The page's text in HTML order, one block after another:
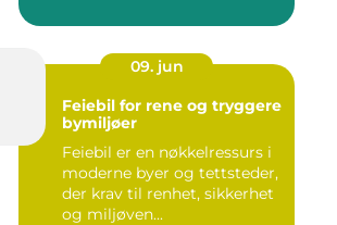
09. jun
Feiebil for rene og tryggere
bymiljøer
Feiebil er en nøkkelressurs i
moderne byer og tettsteder,
der krav til renhet, sikkerhet
og miljøven...